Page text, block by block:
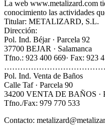
La web www.metalizard.com
conocimiento las actividades
Titular: METALIZARD, S.L.
Dirección:
Pol. Ind. Béjar · Parcela 92
37700 BEJAR · Salamanca
Tfno.: 923 400 669· Fax: 923
Pol. Ind. Venta de Baños
Calle Taf · Parcela 90
34200 VENTA DE BAÑOS ·
Tfno./Fax: 979 770 533
Contacto: